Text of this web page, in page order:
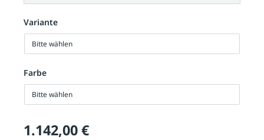
Variante
Bitte wählen
Farbe
Bitte wählen
1.142,00 €